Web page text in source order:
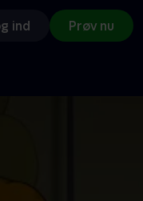
ind Prøv nu